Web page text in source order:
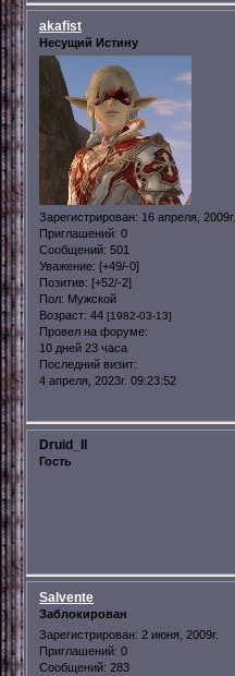
akafist
Несущий Истину
Зарегистрирован: 16 апреля, 2009г.
Приглашений: 0
Сообщений: 501
Уважение: [+49/-0]
Позитив: [+52/-2]
Пол: Мужской
Возраст: 44 [1982-03-13]
Провел на форуме:
10 дней 23 часа
Последний визит:
4 апреля, 2023г. 09:23:52
Druid_II
Гость
Salvente
Заблокирован
Зарегистрирован: 2 июня, 2009г.
Приглашений: 0
Сообщений: 283